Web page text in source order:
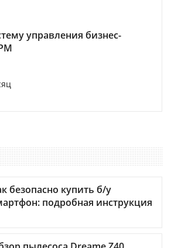
управления бизнес-
безопасно купить б/у
подробная инструкция